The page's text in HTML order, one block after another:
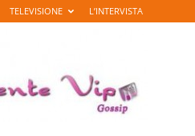
TELEVISIONE L’INTERVISTA